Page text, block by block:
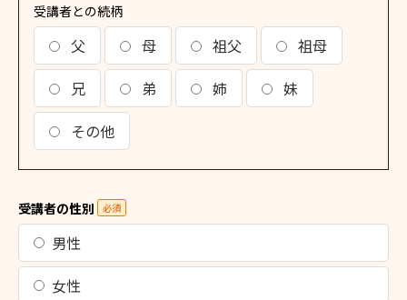
受講者との続柄
父 母 祖父
祖母
兄
弟 姉
妹
その他
受講者の性別 必須
男性
女性